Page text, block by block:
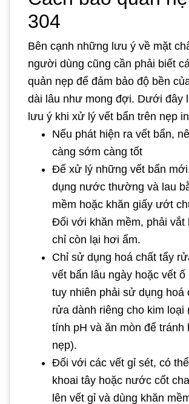
304
Bên cạnh những lưu ý về mặt
người dùng cũng cần phải biết
quản nẹp để đảm bảo độ bền
dài lâu như mong đợi. Dưới đây
lưu ý khi xử lý vết bẩn trên nẹp
Nếu phát hiện ra vết bẩn,
càng sớm càng tốt
Để xử lý những vết bẩn
dụng nước thường và lau
mềm hoặc khăn giấy ướt
Đối với khăn mềm, phải vắt
chỉ còn lại hơi ẩm.
Chỉ sử dụng hoá chất tẩy
vết bẩn lâu ngày hoặc vết ố
tuy nhiên phải sử dụng hoá
rửa dành riêng cho kim loại
tính pH và ăn mòn để tránh
nẹp).
Đối với các vết gỉ sét, có
khoai tây hoặc nước cốt
lên vết gỉ và dùng khăn